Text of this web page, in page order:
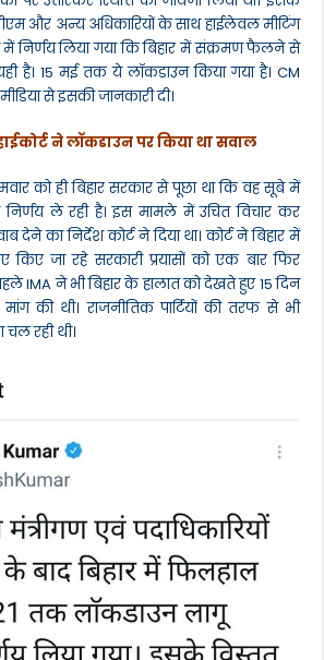
a
m
सीएम और अन्य अधिकारियों के साथ हाईलेवल मीटिंग
में निर्णय लिया गया कि बिहार में संक्रमण फैलने से
है। 15 मई तक ये लॉकडाउन किया गया है। CM
से इसकी जानकारी दी।
ने लॉकडाउन पर किया था सवाल
को ही बिहार सरकार से पूछा था कि वह सूबे में
निर्णय ले रही है। इस मामले में उचित विचार कर
का निर्देश कोर्ट ने दिया था। कोर्ट ने बिहार में
किए जा रहे सरकारी प्रयासों को एक बार फिर
IMA ने भी बिहार के हालात को देखते हुए 15 दिन
की थी। राजनीतिक पार्टियों की तरफ से भी
रही थी।